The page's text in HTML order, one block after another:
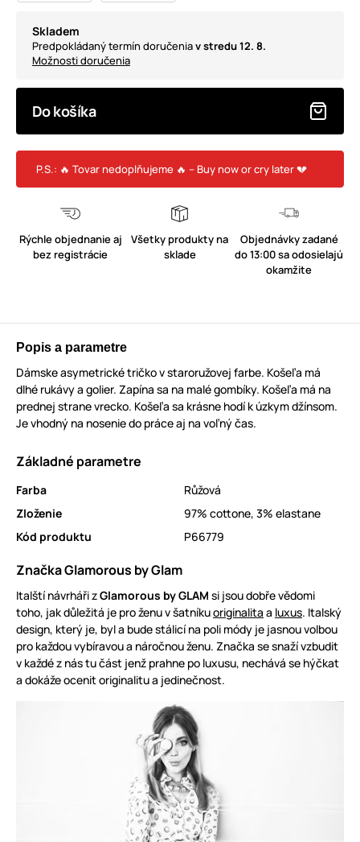
Skladem
Predpokládaný termín doručeniav stredu 12. 8.
Možnosti doručenia
Do košíka
P.S.: 🔥 Tovar nedoplňujeme 🔥 – Buy now or cry later 💔
Rýchle objednanie aj
bez registrácie
Všetky produkty na
sklade
Objednávky zadané
do 13:00 sa odosielajú
okamžite
Popis a parametre
Dámske asymetrické tričko v staroružovej farbe. Košeľa má
dlhé rukávy a golier. Zapína sa na malé gombíky. Košeľa má na
prednej strane vrecko. Košeľa sa krásne hodí k úzkym džínsom.
Je vhodný na nosenie do práce aj na voľný čas.
Základné parametre
Farba
Růžová
Zloženie
97% cottone, 3% elastane
Kód produktu
P66779
Značka Glamorous by Glam
Italští návrháři zGlamorous by GLAM si jsou dobře vědomi
toho, jak důležitá je pro ženu v šatníkuoriginalita a luxus. Italský
design, který je, byl a bude stálicí na poli módy je jasnou volbou
pro každou vybíravou a náročnou ženu. Značka se snaží vzbudit
v každé z nás tu část jenž prahne po luxusu, nechává se hýčkat
a dokáže ocenit originalitu a jedinečnost.